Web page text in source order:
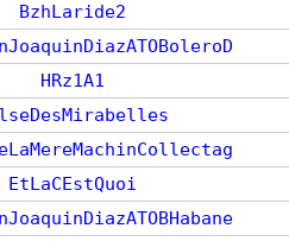
BzhLaride2
HRz1A1
EtLaCEstQuoi